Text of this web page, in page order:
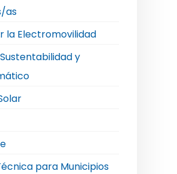
as
la Electromovilidad
y
para Municipios